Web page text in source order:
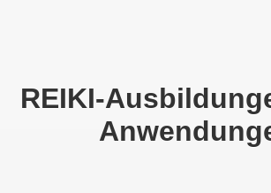
REIKI-